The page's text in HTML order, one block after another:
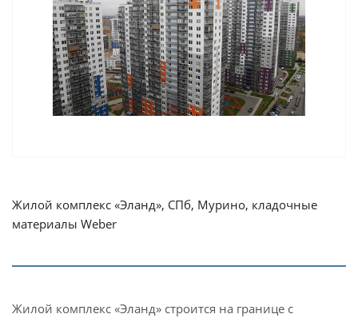
Жилой комплекс «Эланд», СПб, Мурино, кладочные
материалы Weber
Жилой комплекс «Эланд» строится на границе с